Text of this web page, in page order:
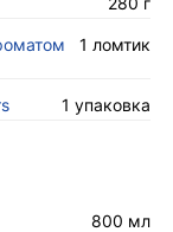
1 ломтик
1 упаковка
800 мл